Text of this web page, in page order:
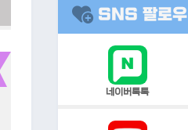
SNS 팔로우
네이버톡톡